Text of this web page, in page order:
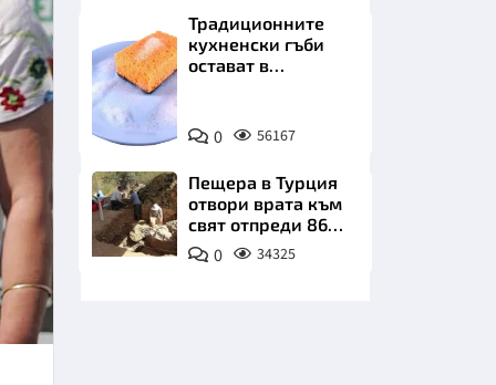
Снимка:
Пиксабей
Традиционните
кухненски гъби
остават в
0 56167
Пещера в Турция
отвори врата към
свят отпреди 86
000 години
0 34325